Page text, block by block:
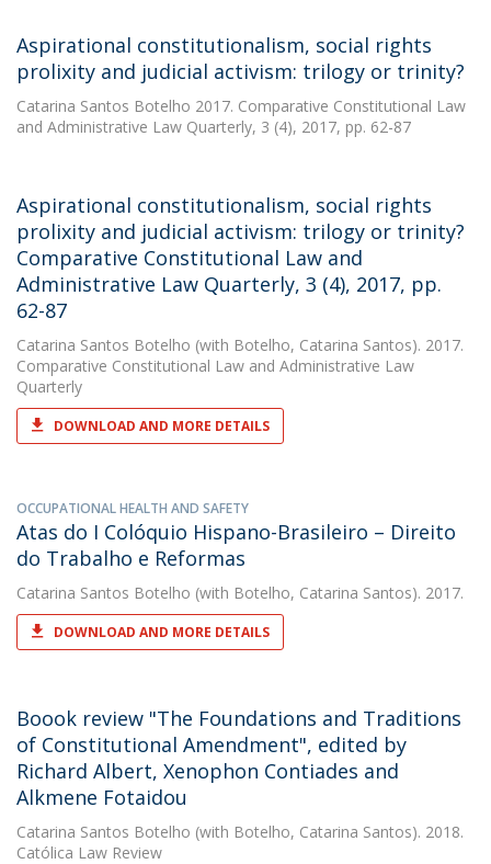
Aspirational constitutionalism, social rights
prolixity and judicial activism: trilogy or trinity?
Catarina Santos Botelho 2017. Comparative Constitutional Law
and Administrative Law Quarterly, 3 (4), 2017, pp. 62-87
Aspirational constitutionalism, social rights
prolixity and judicial activism: trilogy or trinity?
Comparative Constitutional Law and
Administrative Law Quarterly, 3 (4), 2017, pp.
62-87
Catarina Santos Botelho (with Botelho, Catarina Santos). 2017.
Comparative Constitutional Law and Administrative Law
Quarterly
DOWNLOAD AND MORE DETAILS
OCCUPATIONAL HEALTH AND SAFETY
Atas do I Colóquio Hispano-Brasileiro – Direito
do Trabalho e Reformas
Catarina Santos Botelho (with Botelho, Catarina Santos). 2017.
DOWNLOAD AND MORE DETAILS
Boook review "The Foundations and Traditions
of Constitutional Amendment", edited by
Richard Albert, Xenophon Contiades and
Alkmene Fotaidou
Catarina Santos Botelho (with Botelho, Catarina Santos). 2018.
Católica Law Review